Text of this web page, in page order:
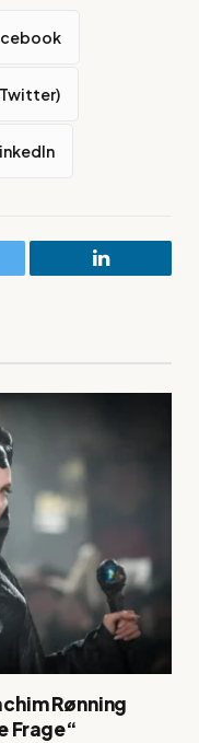
LinkedIn
Rønning
Frage“